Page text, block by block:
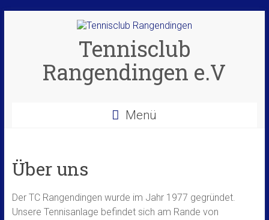
Tennisclub
Rangendingen e.V
Menü
Über uns
Der TC Rangendingen wurde im Jahr 1977 gegründet.
Unsere Tennisanlage befindet sich am Rande von